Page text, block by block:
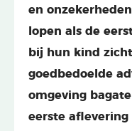
en
lopen als de
bij hun kind
goedbedoelde
omgeving
eerste aflevering